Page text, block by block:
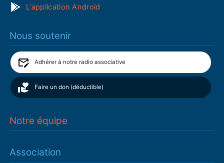
L'application Android
Nous soutenir
Adhérer à notre radio associative
Faire un don (déductible)
Notre équipe
Association